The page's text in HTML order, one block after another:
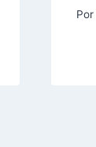
Por